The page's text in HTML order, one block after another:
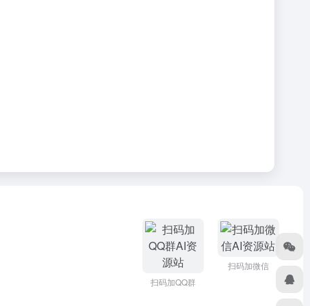
扫码加QQ群
扫码加微信